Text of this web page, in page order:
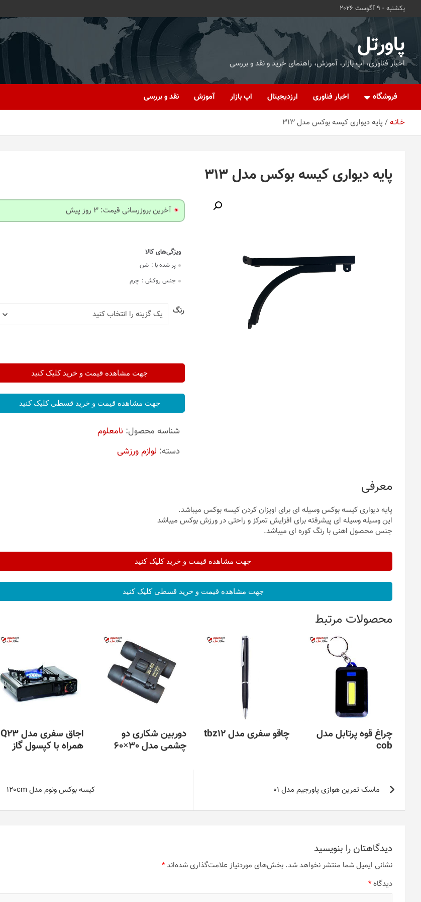
یکشنبه - 9 آگوست 2026
پاورتل
اخبار فناوری، اپ بازار، آموزش، راهنمای خرید و نقد و بررسی
فروشگاه اخبار فناوری ارزدیجیتال اپ بازار آموزش نقد و بررسی
خـانـه پایه دیواری کیسه بوکس مدل 313
پایه دیواری کیسه بوکس مدل 313
آخرین بروزرسانی قیمت: 3 روز پیش
پر شده با : شن
جنس روکش : چرم
رنگ
جهت مشاهده قیمت و خرید کلیک کنید
جهت مشاهده قیمت و خرید قسطی کلیک کنید
شناسه محصول: نامعلوم
دسته: لوازم ورزشی
معرفی
پایه دیواری کیسه بوکس وسیله ای برای اویزان کردن کیسه بوکس میباشد.
این وسیله وسیله ای پیشرفته برای افزایش تمرکز و راحتی در ورزش بوکس میباشد
جنس محصول اهنی با رنگ کوره ای میباشد.
جهت مشاهده قیمت و خرید کلیک کنید
جهت مشاهده قیمت و خرید قسطی کلیک کنید
محصولات مرتبط
چراغ قوه پرتابل مدل
cob
چاقو سفری مدل tbz12
دوربین شکاری دو
چشمی مدل 30×60
اجاق سفری مدل Q23
همراه با کپسول گاز
راهبری
نوشتهماسک تمرین هوازی پاورجیم مدل 01 کیسه بوکس ونوم مدل 120cm
دیدگاهتان را بنویسید
نشانی ایمیل شما منتشر نخواهد شد. بخش‌های موردنیاز علامت‌گذاری شده‌اند*
دیدگاه*